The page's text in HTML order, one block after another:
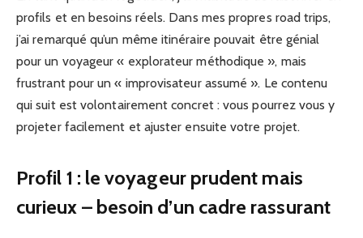
profils et en besoins réels. Dans mes propres road trips,
j’ai remarqué qu’un même itinéraire pouvait être génial
pour un voyageur « explorateur méthodique », mais
frustrant pour un « improvisateur assumé ». Le contenu
qui suit est volontairement concret : vous pourrez vous y
projeter facilement et ajuster ensuite votre projet.
Profil 1 : le voyageur prudent mais
curieux – besoin d’un cadre rassurant